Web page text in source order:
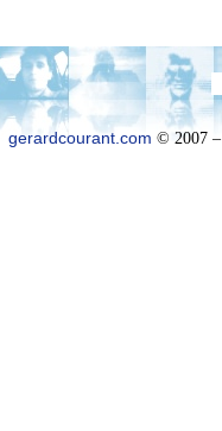
gerardcourant.com © 2007